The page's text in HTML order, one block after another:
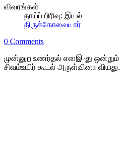
விவரங்கள்
தாய்ப் பிரிவு: இயல்
திருக்கோவையார்
0 Comments
முன்னுற உணர்தல் எனஇ·து ஒன்றும்
சிவம்உயிர் கூடல் அருள்வினா வியது.